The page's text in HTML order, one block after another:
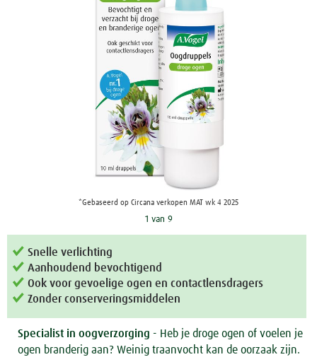
*Gebaseerd op Circana verkopen MAT wk 4 2025
1 van 9
Snelle verlichting
Aanhoudend bevochtigend
Ook voor gevoelige ogen en contactlensdragers
Zonder conserveringsmiddelen
Specialist in oogverzorging - Heb je droge ogen of voelen je
ogen branderig aan? Weinig traanvocht kan de oorzaak zijn.